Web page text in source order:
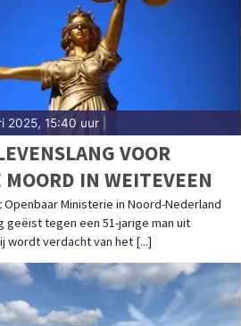
2025, 15:40 uur|
VOOR
IN WEITEVEEN
Openbaar Ministerie in Noord-Nederland
geëist tegen een 51-jarige man uit
wordt verdacht van het [...]